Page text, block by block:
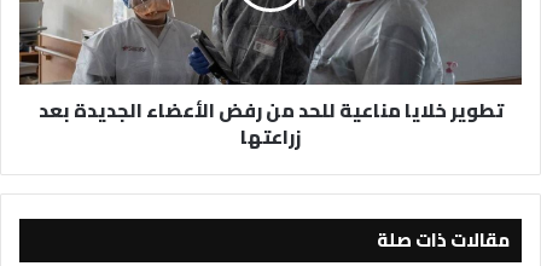
بعد
زراعتها
تطوير خلايا مناعية للحد من رفض الأعضاء الجديدة بعد
زراعتها
مقالات ذات صلة